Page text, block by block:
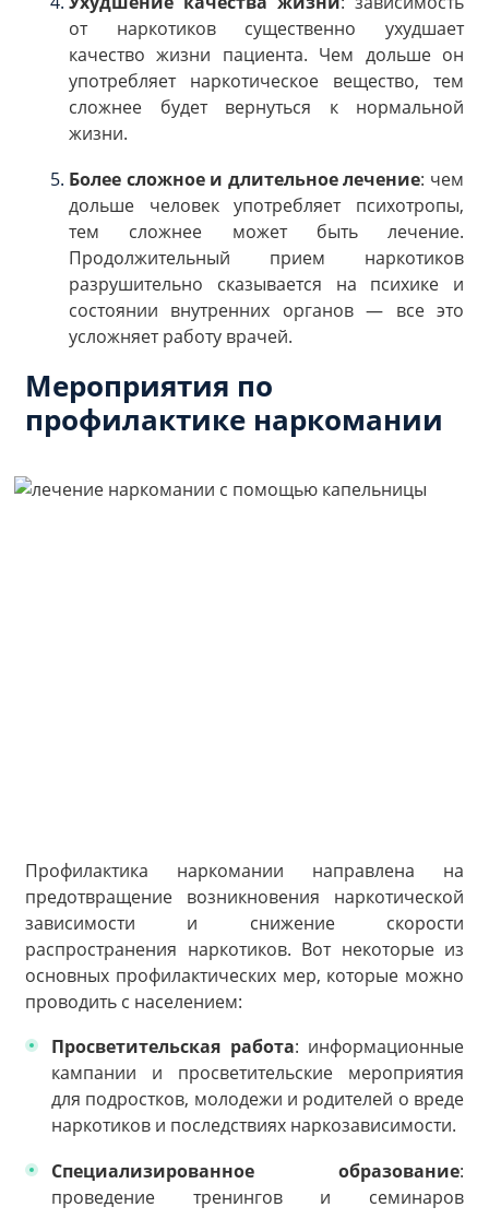
от наркотиков существенно ухудшает
качество жизни пациента. Чем дольше он
употребляет наркотическое вещество, тем
сложнее будет вернуться к нормальной
жизни.
Более сложное и длительное лечение: чем
дольше человек употребляет психотропы,
тем сложнее может быть лечение.
Продолжительный прием наркотиков
разрушительно сказывается на психике и
состоянии внутренних органов — все это
усложняет работу врачей.
Мероприятия по
профилактике наркомании
Профилактика наркомании направлена на
предотвращение возникновения наркотической
зависимости и снижение скорости
распространения наркотиков. Вот некоторые из
основных профилактических мер, которые можно
проводить с населением:
Просветительская работа: информационные
кампании и просветительские мероприятия
для подростков, молодежи и родителей о вреде
наркотиков и последствиях наркозависимости.
Специализированное образование:
проведение тренингов и семинаров